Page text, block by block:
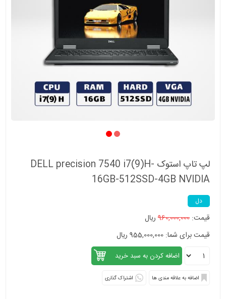
لپ تاپ استوک DELL precision 7540 i7(9)H-
16GB-512SSD-4GB NVIDIA
دل
قیمت:960,000,000ریال
قیمت برای شما: 955,000,000 ریال
اشتراک گذاری